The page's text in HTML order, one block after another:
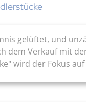
gelüftet, und
dem Verkauf mit
wird der Fokus